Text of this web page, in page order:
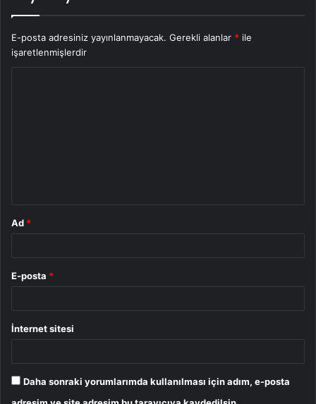
E-posta adresiniz yayınlanmayacak. Gerekli alanlar * ile
işaretlenmişlerdir
Ad *
E-posta *
İnternet sitesi
Daha sonraki yorumlarımda kullanılması için adım, e-posta